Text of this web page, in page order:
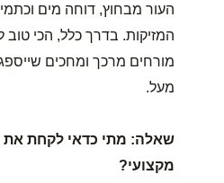
העור מבחוץ, דוחה מים
המזיקות. בדרך כלל, הכי
מורחים מרכך ומחכים
מעל.
שאלה: מתי כדאי לקחת את
מקצועי?